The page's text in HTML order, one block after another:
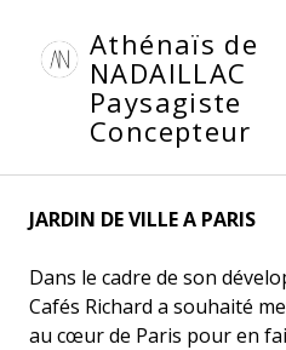
contenu
Athénaïs de
NADAILLAC
Paysagiste
Concepteur
JARDIN DE VILLE A PARIS
Dans le cadre de son
Cafés Richard a souhaité
au cœur de Paris pour en